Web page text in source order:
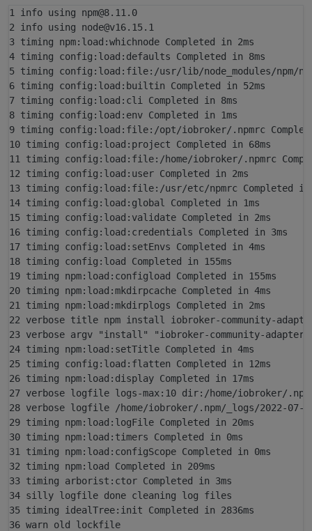
host.iobroker1 Cannot install iobroker
ERROR: Process exited with code 25
1 info using npm@8.11.0
2 info using node@v16.15.1
3 timing npm:load:whichnode Completed in 2ms
4 timing config:load:defaults Completed in 8ms
5 timing config:load:file:/usr/lib/node_modules/npm/
6 timing config:load:builtin Completed in 52ms
7 timing config:load:cli Completed in 8ms
8 timing config:load:env Completed in 1ms
9 timing config:load:file:/opt/iobroker/.npmrc
10 timing config:load:project Completed in 68ms
11 timing config:load:file:/home/iobroker/.npmrc
12 timing config:load:user Completed in 2ms
13 timing config:load:file:/usr/etc/npmrc Completed in
14 timing config:load:global Completed in 1ms
15 timing config:load:validate Completed in 2ms
16 timing config:load:credentials Completed in 3ms
17 timing config:load:setEnvs Completed in 4ms
18 timing config:load Completed in 155ms
19 timing npm:load:configload Completed in 155ms
20 timing npm:load:mkdirpcache Completed in 4ms
21 timing npm:load:mkdirplogs Completed in 2ms
22 verbose title npm install iobroker-community-
23 verbose argv "install" "iobroker-community-
24 timing npm:load:setTitle Completed in 4ms
25 timing config:load:flatten Completed in 12ms
26 timing npm:load:display Completed in 17ms
27 verbose logfile logs-max:10 dir:/home/iobroker/
28 verbose logfile /home/iobroker/.npm/_logs/2022-07-
29 timing npm:load:logFile Completed in 20ms
30 timing npm:load:timers Completed in 0ms
31 timing npm:load:configScope Completed in 0ms
32 timing npm:load Completed in 209ms
33 timing arborist:ctor Completed in 3ms
34 silly logfile done cleaning log files
35 timing idealTree:init Completed in 2836ms
36 warn old lockfile